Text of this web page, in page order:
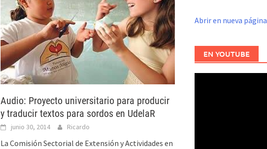
Audio: Proyecto universitario para producir
y traducir textos para sordos en UdelaR
junio 30, 2014 Ricardo
La Comisión Sectorial de Extensión y Actividades en
Abrir en nueva página
EN YOUTUBE